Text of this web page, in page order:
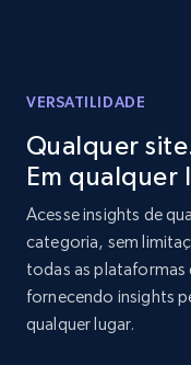
Amazon
products by
Title, Seller
price, Currency,
more.
VERSATILIDADE
Qualquer
Em qualquer
Acesse insights de
categoria, sem
todas as
fornecendo insights
qualquer lugar.